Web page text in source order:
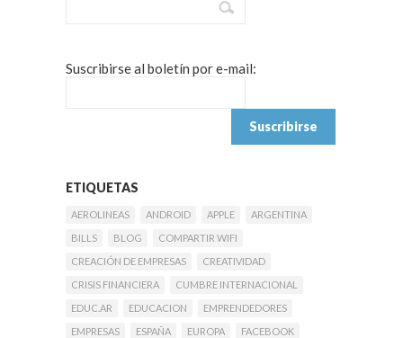
Suscribirse al boletín por e-mail:
ETIQUETAS
AEROLINEAS ANDROID APPLE
ARGENTINA
BILLS
BLOG
COMPARTIR WIFI
CREACIÓN DE EMPRESAS
CREATIVIDAD
CRISIS FINANCIERA
CUMBRE INTERNACIONAL
EDUC.AR
EDUCACION
EMPRENDEDORES
EMPRESAS
ESPAÑA EUROPA
FACEBOOK